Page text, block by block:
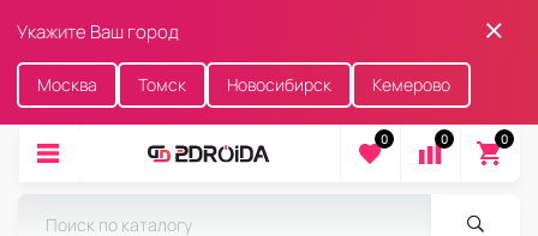
Укажите Ваш город
Москва Томск Новосибирск Кемерово
0 0 0